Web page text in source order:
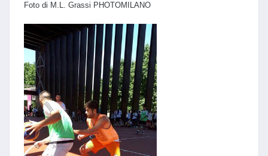
Foto di M.L. Grassi PHOTOMILANO